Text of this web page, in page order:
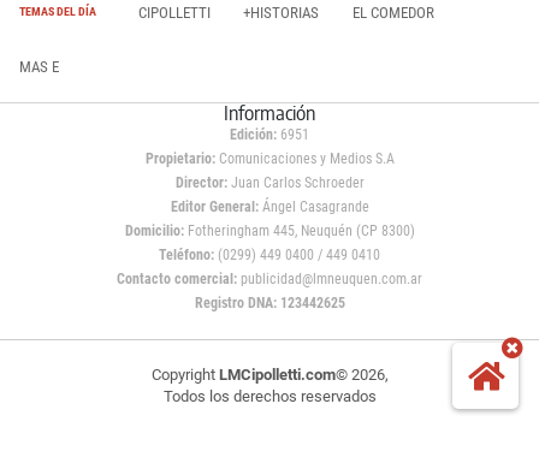
TEMAS DEL DÍA CIPOLLETTI +HISTORIAS EL COMEDOR
MAS E
Información
Edición: 6951
Propietario:Comunicaciones y Medios S.A
Director: Juan Carlos Schroeder
Editor General:Ángel Casagrande
Domicilio:Fotheringham 445, Neuquén (CP 8300)
Teléfono: (0299) 449 0400 / 449 0410
Contacto comercial: publicidad@lmneuquen.com.ar
Registro DNA: 123442625
Copyright LMCipolletti.com© 2026,
Todos los derechos reservados